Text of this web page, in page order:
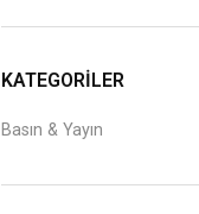
KATEGORILER
Basın & Yayın